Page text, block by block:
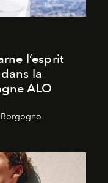
l’esprit
la
ALO